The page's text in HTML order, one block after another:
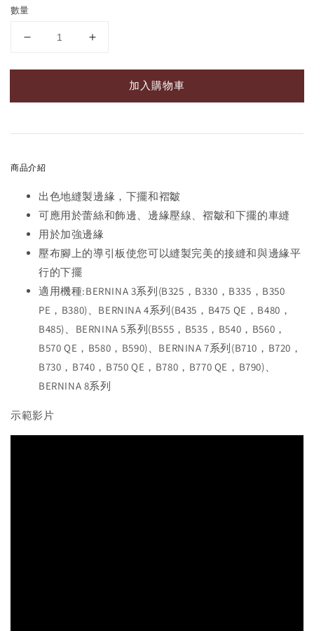
數量
加入購物車
商品介紹
出色地縫製邊緣，下擺和褶皺
可應用於蕾絲和飾邊、邊緣壓線、褶皺和下擺的車縫
用於加強邊緣
壓布腳上的導引板使您可以縫製完美的接縫和與邊緣平
行的下擺
適用機種:BERNINA 3系列(B325，B330，B335，B350
PE，B380)、BERNINA 4系列(B435，B475 QE，B480，
B485)、BERNINA 5系列(B555，B535，B540，B560，
B570 QE，B580，B590)、BERNINA 7系列(B710，B720，
B730，B740，B750 QE，B780，B770 QE，B790)、
BERNINA 8系列
示範影片